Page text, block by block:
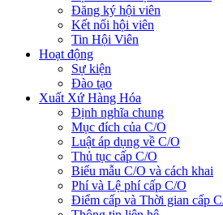
Đăng ký hội viên
Kết nối hội viên
Tin Hội Viên
Hoạt động
Sự kiện
Đào tạo
Xuất Xứ Hàng Hóa
Định nghĩa chung
Mục đích của C/O
Luật áp dụng về C/O
Thủ tục cấp C/O
Biểu mẫu C/O và cách khai
Phí và Lệ phí cấp C/O
Điểm cấp và Thời gian cấp